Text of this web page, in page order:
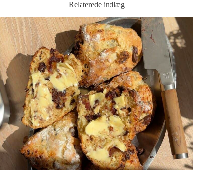
Relaterede indlæg